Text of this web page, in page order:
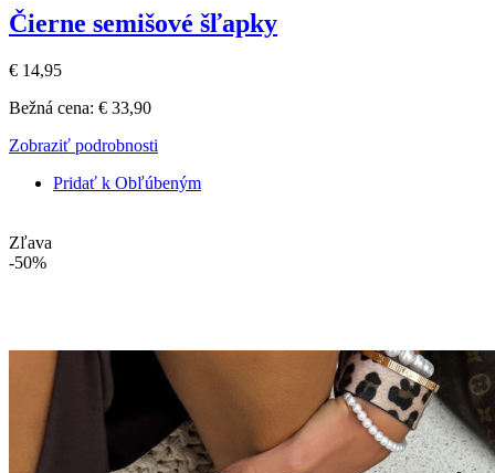
Čierne semišové šľapky
€ 14,95
Bežná cena: € 33,90
Zobraziť podrobnosti
Pridať k Obľúbeným
Zľava
-50%